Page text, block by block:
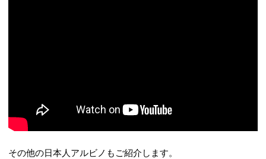
その他の日本人アルビノもご紹介します。